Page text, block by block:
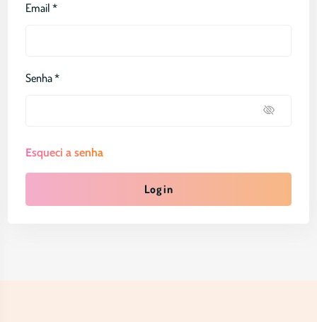
Email *
Senha *
Esqueci a senha
Log in